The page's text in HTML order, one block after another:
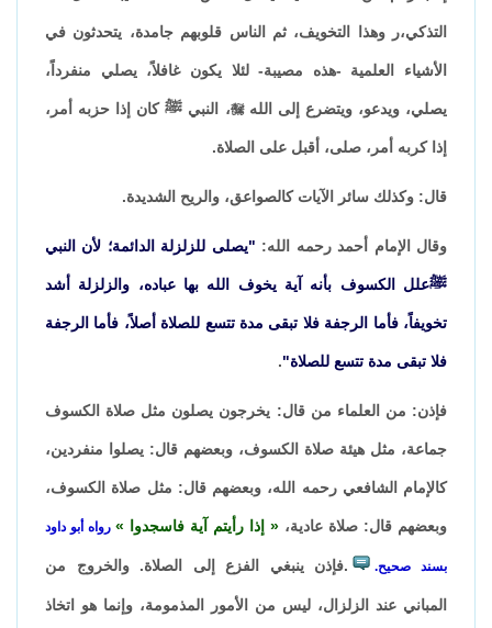
التذكي،ر وهذا التخويف، ثم الناس قلوبهم جامدة، يتحدثون في
الأشياء العلمية -هذه مصيبة- لئلا يكون غافلاً، يصلي منفرداً،
يصلي، ويدعو، ويتضرع إلى الله، النبي ﷺ كان إذا حزبه أمر،
إذا كربه أمر، صلى، أقبل على الصلاة.
قال: وكذلك سائر الآيات كالصواعق، والريح الشديدة.
وقال الإمام أحمد رحمه الله: "يصلى للزلزلة الدائمة؛ لأن النبي
ﷺعلل الكسوف بأنه آية يخوف الله بها عباده، والزلزلة أشد
تخويفاً، فأما الرجفة فلا تبقى مدة تتسع للصلاة أصلاً، فأما الرجفة
فلا تبقى مدة تتسع للصلاة".
فإذن: من العلماء من قال: يخرجون يصلون مثل صلاة الكسوف
جماعة، مثل هيئة صلاة الكسوف، وبعضهم قال: يصلوا منفردين،
كالإمام الشافعي رحمه الله، وبعضهم قال: مثل صلاة الكسوف،
وبعضهم قال: صلاة عادية، إذا رأيتم آية فاسجدوا رواه أبو داود
بسند صحيح. .فإذن ينبغي الفزع إلى الصلاة. والخروج من
المباني عند الزلزال، ليس من الأمور المذمومة، وإنما هو اتخاذ